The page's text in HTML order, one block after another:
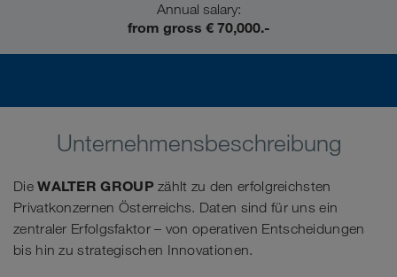
Annual salary:
from gross € 70,000.-
Unternehmensbeschreibung
DieWALTER GROUP zählt zu den erfolgreichsten
Privatkonzernen Österreichs. Daten sind für uns ein
zentraler Erfolgsfaktor – von operativen Entscheidungen
bis hin zu strategischen Innovationen.